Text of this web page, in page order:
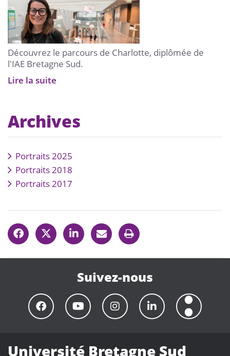
Découvrez le parcours de Charlotte, diplômée de
l'IAE Bretagne Sud.
Lire la suite
Archives
Portraits 2025
Portraits 2018
Portraits 2017
Suivez-nous
Université Bretagne Sud